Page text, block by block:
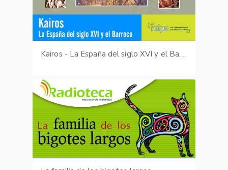
Kairos - La España del siglo XVI y el Barroco